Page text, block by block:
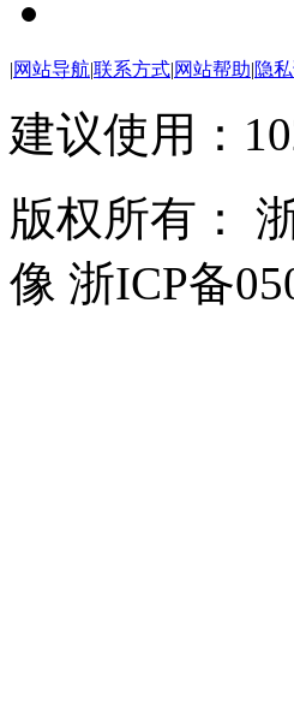
|网站导航|联系方式|网站帮助|隐
建议使用：
版权所有：
像 浙ICP备